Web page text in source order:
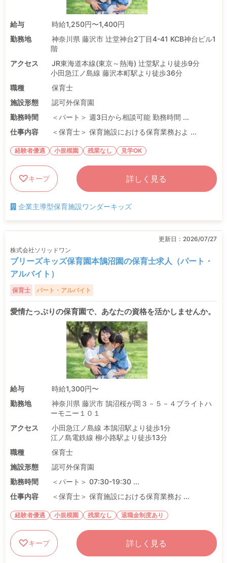
給与
時給1,250円〜1,400円
勤務地
神奈川県 藤沢市 辻堂神台2丁目4-41 KCB神台ビル1
階
アクセス
JR東海道本線(東京～熱海) 辻堂駅より徒歩9分
小田急江ノ島線 藤沢本町駅より徒歩36分
職種
保育士
施設形態
認可外保育園
勤務時間
＜パート＞ 週3日から相談可能 勤務時間 ...
仕事内容
＜保育士＞ 保育施設における保育業務およ ...
経験者優遇 小規模園 残業なし 見学OK
キープ 詳しく見る
企業主導型保育施設ワンダーキッズ
更新日： 2026/07/27
株式会社ソリッドワン
ブリーズキッズ保育園本鵠沼園の保育士求人（パート・
アルバイト）
保育士 パート・アルバイト
愛情たっぷりの保育園で、あなたの資格を活かしませんか。
給与
時給1,300円〜
勤務地
神奈川県 藤沢市 鵠沼桜が岡３－５－４ブライトハ
ーモニー１０１
アクセス
小田急江ノ島線 本鵠沼駅より徒歩1分
江ノ島電鉄線 柳小路駅より徒歩13分
職種
保育士
施設形態
認可外保育園
勤務時間
＜パート＞ 07:30-19:30 ...
仕事内容
＜保育士＞ 保育施設における保育業務お ...
経験者優遇 小規模園 残業なし 退職金制度あり
キープ 詳しく見る